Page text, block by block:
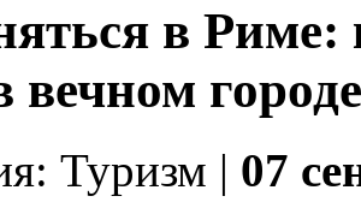
в Риме:
вечном городе
Туризм | 07